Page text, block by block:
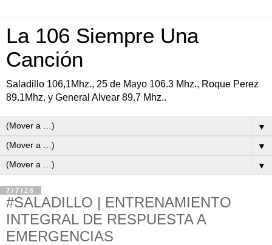
La 106 Siempre Una
Canción
Saladillo 106,1Mhz., 25 de Mayo 106.3 Mhz., Roque Perez
89.1Mhz. y General Alvear 89.7 Mhz..
▼
▼
▼
7/7/26
#SALADILLO | ENTRENAMIENTO
INTEGRAL DE RESPUESTA A
EMERGENCIAS